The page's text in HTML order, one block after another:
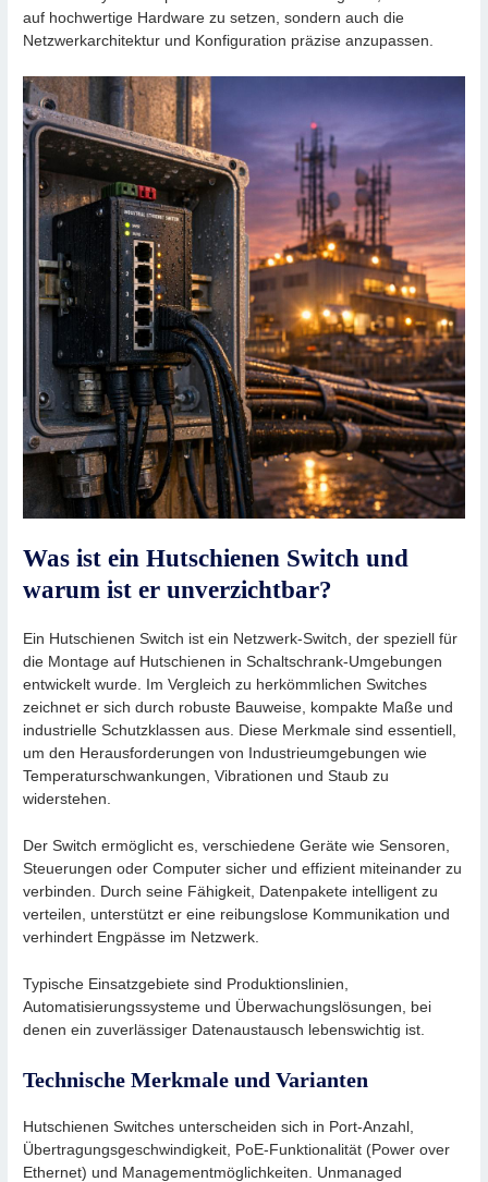
auf hochwertige Hardware zu setzen, sondern auch die
Netzwerkarchitektur und Konfiguration präzise anzupassen.
Was ist ein Hutschienen Switch und
warum ist er unverzichtbar?
Ein Hutschienen Switch ist ein Netzwerk-Switch, der speziell für
die Montage auf Hutschienen in Schaltschrank-Umgebungen
entwickelt wurde. Im Vergleich zu herkömmlichen Switches
zeichnet er sich durch robuste Bauweise, kompakte Maße und
industrielle Schutzklassen aus. Diese Merkmale sind essentiell,
um den Herausforderungen von Industrieumgebungen wie
Temperaturschwankungen, Vibrationen und Staub zu
widerstehen.
Der Switch ermöglicht es, verschiedene Geräte wie Sensoren,
Steuerungen oder Computer sicher und effizient miteinander zu
verbinden. Durch seine Fähigkeit, Datenpakete intelligent zu
verteilen, unterstützt er eine reibungslose Kommunikation und
verhindert Engpässe im Netzwerk.
Typische Einsatzgebiete sind Produktionslinien,
Automatisierungssysteme und Überwachungslösungen, bei
denen ein zuverlässiger Datenaustausch lebenswichtig ist.
Technische Merkmale und Varianten
Hutschienen Switches unterscheiden sich in Port-Anzahl,
Übertragungsgeschwindigkeit, PoE-Funktionalität (Power over
Ethernet) und Managementmöglichkeiten. Unmanaged